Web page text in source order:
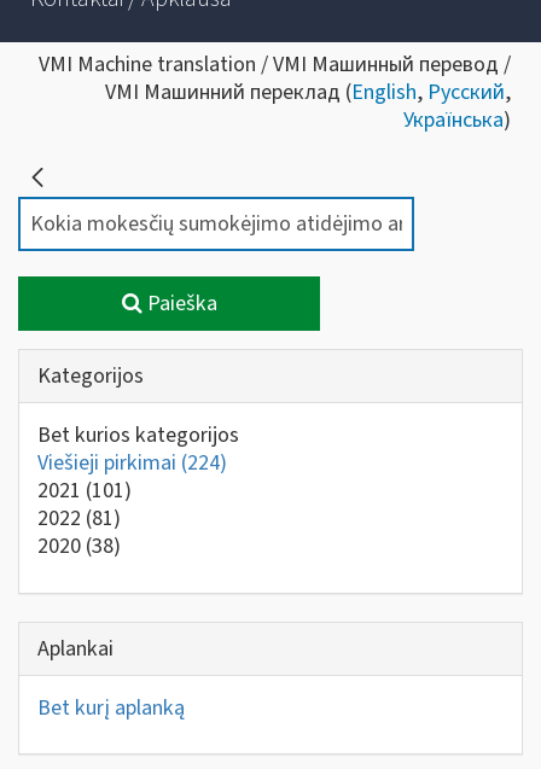
VMI Machine translation / VMI Машинный перевод /
VMI Машинний переклад (English, Русский,
Українська)
Paieška
Kategorijos
Bet kurios kategorijos
Viešieji pirkimai (224)
2021 (101)
2022 (81)
2020 (38)
Aplankai
Bet kurį aplanką